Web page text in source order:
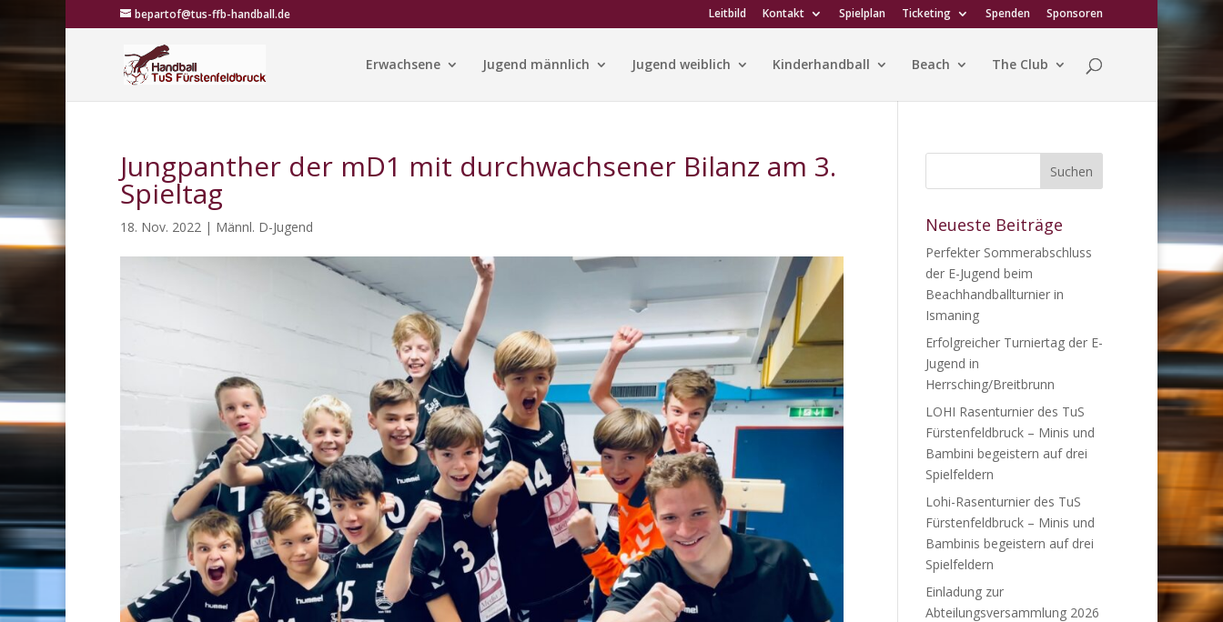
bepartof@tus-ffb-handball.de Leitbild Kontakt Spielplan Ticketing Spenden Sponsoren
Erwachsene Jugend männlich Jugend weiblich Kinderhandball Beach The Club
Jungpanther der mD1 mit durchwachsener Bilanz am 3.
Spieltag
18. Nov. 2022 | Männl. D-Jugend Neueste Beiträge
Perfekter Sommerabschluss
der E-Jugend beim
Beachhandballturnier in
Ismaning
Erfolgreicher Turniertag der E-
Jugend in
Herrsching/Breitbrunn
LOHI Rasenturnier des TuS
Fürstenfeldbruck – Minis und
Bambini begeistern auf drei
Spielfeldern
Lohi-Rasenturnier des TuS
Fürstenfeldbruck – Minis und
Bambinis begeistern auf drei
Spielfeldern
Einladung zur
Abteilungsversammlung 2026